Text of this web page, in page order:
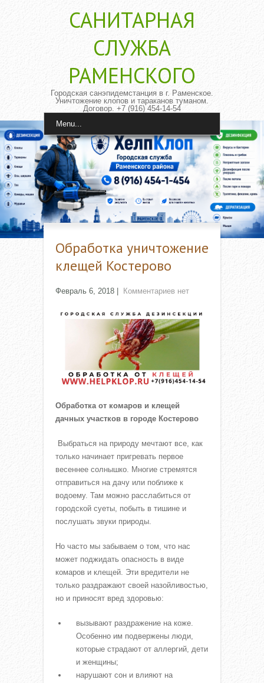
САНИТАРНАЯ
CЛУЖБА
РАМЕНСКОГО
Городская санэпидемстанция в г. Раменское.
Уничтожение клопов и тараканов туманом.
Договор. +7 (916) 454-14-54
Menu...
Обработка уничтожение
клещей Костерово
Февраль 6, 2018 Комментариев нет
Обработка от комаров и клещей
дачных участков в городе Костерово
Выбраться на природу мечтают все, как
только начинает пригревать первое
весеннее солнышко. Многие стремятся
отправиться на дачу или поближе к
водоему. Там можно расслабиться от
городской суеты, побыть в тишине и
послушать звуки природы.
Но часто мы забываем о том, что нас
может поджидать опасность в виде
комаров и клещей. Эти вредители не
только раздражают своей назойливостью,
но и приносят вред здоровью:
вызывают раздражение на коже.
Особенно им подвержены люди,
которые страдают от аллергий, дети
и женщины;
нарушают сон и влияют на